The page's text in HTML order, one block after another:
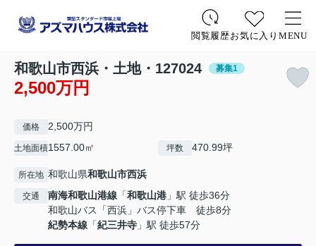
閲覧履歴お気に入り MENU
和歌山市西浜・土地・127024 募集1
2,500万円
価格 2,500万円
土地面積1557.00㎡ 坪数 470.99坪
所在地 和歌山県和歌山市西浜
交通 南海和歌山港線 「和歌山港 」駅 徒歩36分
和歌山バス「西浜」バス停下車 徒歩8分
紀勢本線 「紀三井寺 」駅 徒歩57分